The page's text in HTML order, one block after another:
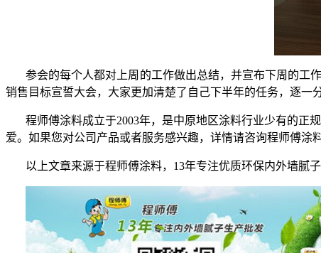
参会的每个人都对上周的工作做出总结，并宣布下周的工
销售目标宣誓大会，大家更加清楚了自己下半年的任务，逐一
程师傅涂料成立于2003年，是中原地区涂料行业少有的正
爱。如果您对公司产品或者服务感兴趣， 详情请咨询程师傅涂
以上文章来源于程师傅涂料， 13年专注优质环保内外墙腻